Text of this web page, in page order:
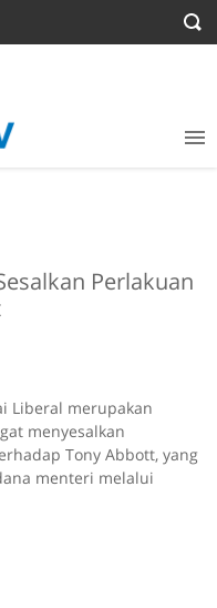
Perlakuan
Liberal merupakan
menyesalkan
Tony Abbott, yang
menteri melalui